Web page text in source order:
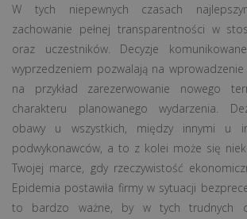
W tych niepewnych czasach
zachowanie pełnej transparentności w
oraz uczestników. Decyzje
wyprzedzeniem pozwalają na wprowadzenie
na przykład zarezerwowanie nowego
charakteru planowanego wydarzenia.
obawy u wszystkich, między innymi u
podwykonawców, a to z kolei może się
Twojej marce, gdy rzeczywistość
Epidemia postawiła firmy w sytuacji
to bardzo ważne, by w tych trudnych